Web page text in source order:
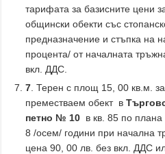
тарифата за базисните цени
общински обекти със
предназначение и стъпка на
процента/ от началната
вкл. ДДС.
7 . Терен с площ 15, 00 кв.м.
преместваем обект в
петно № 10 в кв. 85 по
8 /осем/ години при начална
цена 90, 00 лв. без вкл. ДДС